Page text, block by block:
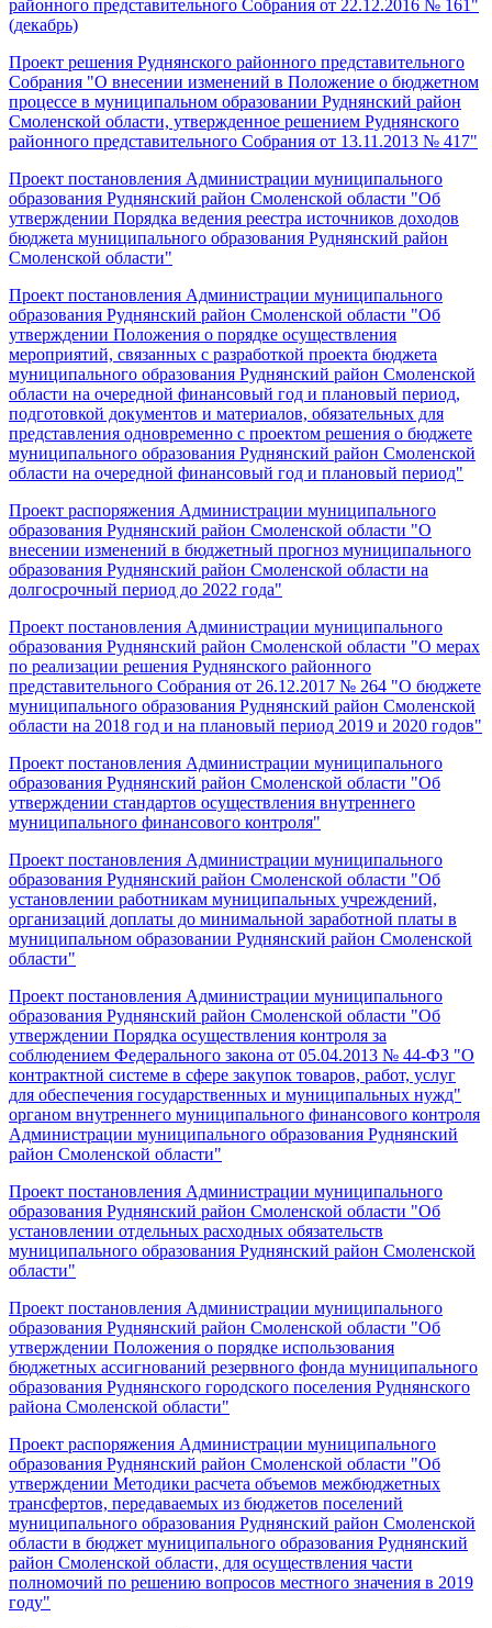
районного представительного Собрания от 22.12.2016 № 161"
(декабрь)
Проект решения Руднянского районного представительного
Собрания "О внесении изменений в Положение о бюджетном
процессе в муниципальном образовании Руднянский район
Смоленской области, утвержденное решением Руднянского
районного представительного Собрания от 13.11.2013 № 417"
Проект постановления Администрации муниципального
образования Руднянский район Смоленской области "Об
утверждении Порядка ведения реестра источников доходов
бюджета муниципального образования Руднянский район
Смоленской области"
Проект постановления Администрации муниципального
образования Руднянский район Смоленской области "Об
утверждении Положения о порядке осуществления
мероприятий, связанных с разработкой проекта бюджета
муниципального образования Руднянский район Смоленской
области на очередной финансовый год и плановый период,
подготовкой документов и материалов, обязательных для
представления одновременно с проектом решения о бюджете
муниципального образования Руднянский район Смоленской
области на очередной финансовый год и плановый период"
Проект распоряжения Администрации муниципального
образования Руднянский район Смоленской области "О
внесении изменений в бюджетный прогноз муниципального
образования Руднянский район Смоленской области на
долгосрочный период до 2022 года"
Проект постановления Администрации муниципального
образования Руднянский район Смоленской области "О мерах
по реализации решения Руднянского районного
представительного Собрания от 26.12.2017 № 264 "О бюджете
муниципального образования Руднянский район Смоленской
области на 2018 год и на плановый период 2019 и 2020 годов"
Проект постановления Администрации муниципального
образования Руднянский район Смоленской области "Об
утверждении стандартов осуществления внутреннего
муниципального финансового контроля"
Проект постановления Администрации муниципального
образования Руднянский район Смоленской области "Об
установлении работникам муниципальных учреждений,
организаций доплаты до минимальной заработной платы в
муниципальном образовании Руднянский район Смоленской
области"
Проект постановления Администрации муниципального
образования Руднянский район Смоленской области "Об
утверждении Порядка осуществления контроля за
соблюдением Федерального закона от 05.04.2013 № 44-ФЗ "О
контрактной системе в сфере закупок товаров, работ, услуг
для обеспечения государственных и муниципальных нужд"
органом внутреннего муниципального финансового контроля
Администрации муниципального образования Руднянский
район Смоленской области"
Проект постановления Администрации муниципального
образования Руднянский район Смоленской области "Об
установлении отдельных расходных обязательств
муниципального образования Руднянский район Смоленской
области"
Проект постановления Администрации муниципального
образования Руднянский район Смоленской области "Об
утверждении Положения о порядке использования
бюджетных ассигнований резервного фонда муниципального
образования Руднянского городского поселения Руднянского
района Смоленской области"
Проект распоряжения Администрации муниципального
образования Руднянский район Смоленской области "Об
утверждении Методики расчета объемов межбюджетных
трансфертов, передаваемых из бюджетов поселений
муниципального образования Руднянский район Смоленской
области в бюджет муниципального образования Руднянский
район Смоленской области, для осуществления части
полномочий по решению вопросов местного значения в 2019
году"